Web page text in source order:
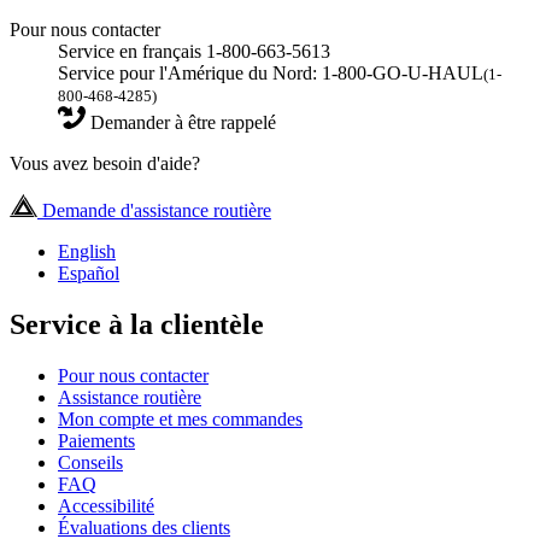
Pour nous contacter
Service en français 1-800-663-5613
Service pour l'Amérique du Nord: 1-800-GO-U-HAUL(1-
800-468-4285)
Demander à être rappelé
Vous avez besoin d'aide?
Demande d'assistance routière
English
Español
Service à la clientèle
Pour nous contacter
Assistance routière
Mon compte et mes commandes
Paiements
Conseils
FAQ
Accessibilité
Évaluations des clients